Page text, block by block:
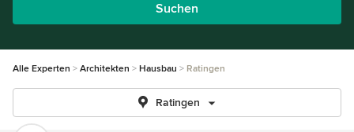
Suchen
Alle Experten Architekten Hausbau Ratingen
Ratingen